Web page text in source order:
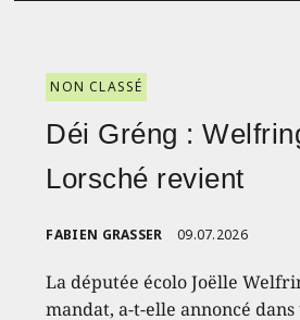
NON CLASSÉ
Déi Gréng :
Lorsché revient
FABIEN GRASSER 09.07.2026
La députée écolo Joëlle
mandat, a-t-elle annoncé